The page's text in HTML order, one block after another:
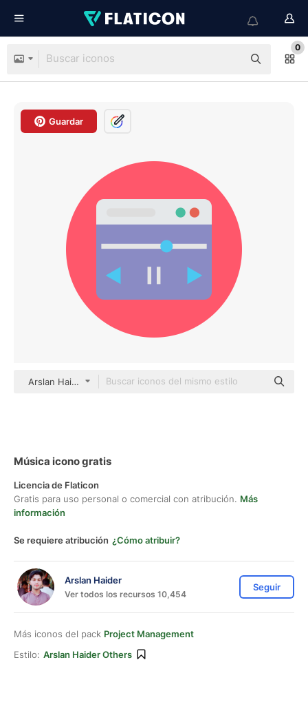
0
Guardar
Arslan Haider Others
Música icono gratis
Licencia de Flaticon
Gratis para uso personal o comercial con atribución. Más
información
Se requiere atribución ¿Cómo atribuir?
Arslan Haider
Ver todos los recursos 10,454
Seguir
Más iconos del pack Project Management
Estilo: Arslan Haider Others